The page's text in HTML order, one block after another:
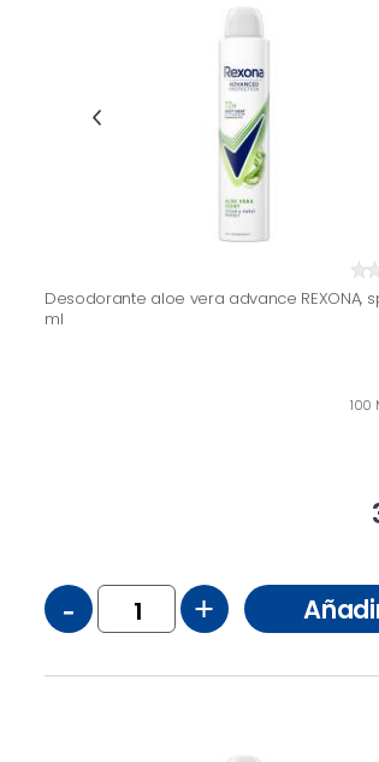
Desodorante aloe vera advance REXONA,
ml
100
- +